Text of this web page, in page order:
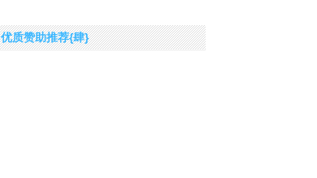
优质赞助推荐{肆}